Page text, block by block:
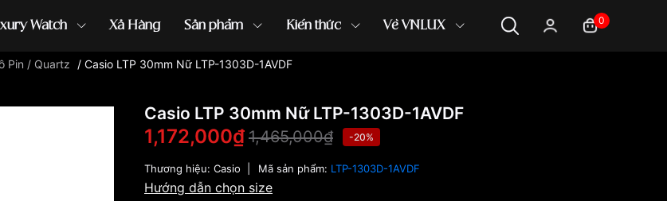
Watch Xả Hàng Sản phẩm Kiến thức Về VNLUX 0
đồng hồ Orient ...
Pin / Quartz / Casio LTP 30mm Nữ LTP-1303D-1AVDF
Casio LTP 30mm Nữ LTP-1303D-1AVDF
1,172,000₫ 1,465,000₫ -20%
Thương hiệu: Casio Mã sản phẩm: LTP-1303D-1AVDF
Hướng dẫn chọn size